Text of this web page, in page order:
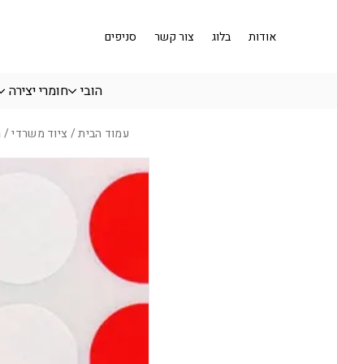
אודות
בלוג צור קשר סניפים
הובי חומרי יצירה
עמוד הבית/ ציוד משרדי/